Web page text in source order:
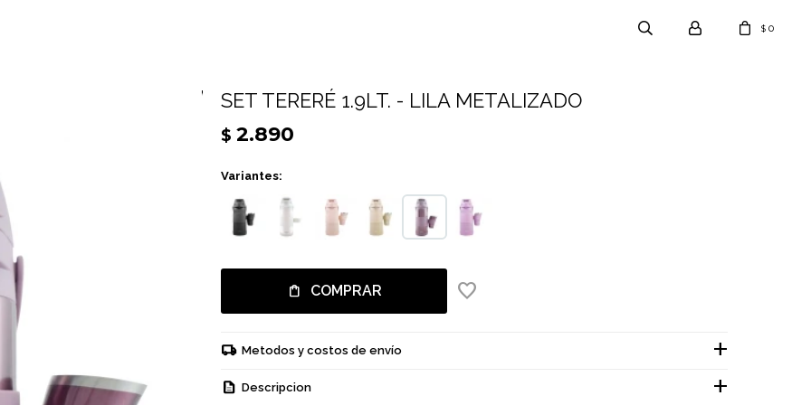
$ 0
SET TERERÉ 1.9LT. - LILA METALIZADO
$ 2.890
Variantes:
COMPRAR
Metodos y costos de envío
Descripcion